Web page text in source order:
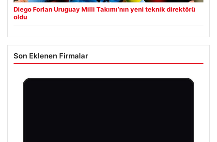
Diego Forlan Uruguay Milli Takımı’nın yeni teknik direktörü
oldu
Son Eklenen Firmalar